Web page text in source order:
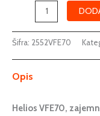
Šifra: 2552VFE70
Opis
Helios VFE70,